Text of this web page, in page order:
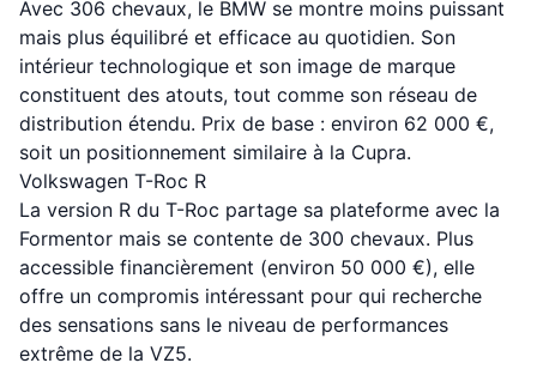
Avec 306 chevaux, le BMW se montre moins puissant
mais plus équilibré et efficace au quotidien. Son
intérieur technologique et son image de marque
constituent des atouts, tout comme son réseau de
distribution étendu. Prix de base : environ 62 000 €,
soit un positionnement similaire à la Cupra.
Volkswagen T-Roc R
La version R du T-Roc partage sa plateforme avec la
Formentor mais se contente de 300 chevaux. Plus
accessible financièrement (environ 50 000 €), elle
offre un compromis intéressant pour qui recherche
des sensations sans le niveau de performances
extrême de la VZ5.